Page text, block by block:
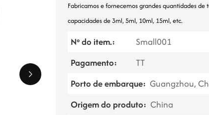
Fabricamos e fornecemos grandes quantidades
capacidades de 3ml, 5ml, 10ml, 15ml, etc.
Nº do item.:
Small001
Pagamento:
TT
Porto de embarque: Guangzhou,
Origem do produto: China